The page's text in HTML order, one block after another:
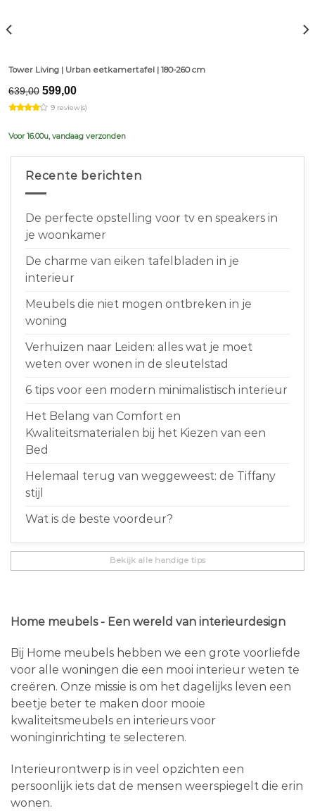
Tower Living | Urban eetkamertafel | 180-260 cm
639,00 Original
price
was:
599,00Current
is:
9 review(s)
Voor 16.00u, vandaag verzonden
Recente berichten
De perfecte opstelling voor tv en speakers in
je woonkamer
De charme van eiken tafelbladen in je
interieur
Meubels die niet mogen ontbreken in je
woning
Verhuizen naar Leiden: alles wat je moet
weten over wonen in de sleutelstad
6 tips voor een modern minimalistisch interieur
Het Belang van Comfort en
Kwaliteitsmaterialen bij het Kiezen van een
Bed
Helemaal terug van weggeweest: de Tiffany
stijl
Wat is de beste voordeur?
Bekijk alle handige tips
Home meubels - Een wereld van interieurdesign
Bij Home meubels hebben we een grote voorliefde
voor alle woningen die een mooi interieur weten te
creëren. Onze missie is om het dagelijks leven een
beetje beter te maken door mooie
kwaliteitsmeubels en interieurs voor
woninginrichting te selecteren.
Interieurontwerp is in veel opzichten een
persoonlijk iets dat de mensen weerspiegelt die erin
wonen.